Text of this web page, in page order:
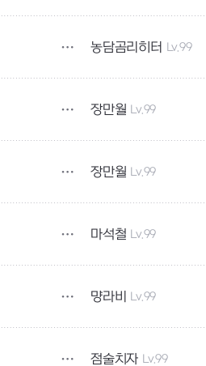
농담곰리히터 Lv.99
장만월 Lv.99
장만월 Lv.99
마석철 Lv.99
먕라비 Lv.99
점술치자 Lv.99